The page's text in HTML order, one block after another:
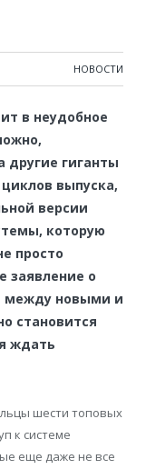
НОВОСТИ
в неудобное
другие гиганты
выпуска,
версии
которую
просто
заявление о
между новыми и
становится
ждать
шести топовых
к системе
еще даже не все